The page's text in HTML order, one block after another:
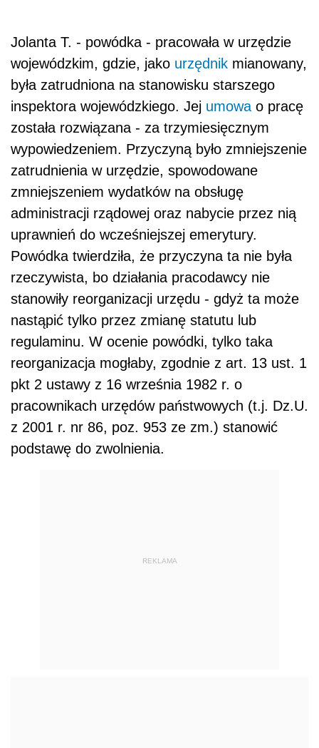
Jolanta T. - powódka - pracowała w urzędzie
wojewódzkim, gdzie, jako urzędnik mianowany,
była zatrudniona na stanowisku starszego
inspektora wojewódzkiego. Jej umowa o pracę
została rozwiązana - za trzymiesięcznym
wypowiedzeniem. Przyczyną było zmniejszenie
zatrudnienia w urzędzie, spowodowane
zmniejszeniem wydatków na obsługę
administracji rządowej oraz nabycie przez nią
uprawnień do wcześniejszej emerytury.
Powódka twierdziła, że przyczyna ta nie była
rzeczywista, bo działania pracodawcy nie
stanowiły reorganizacji urzędu - gdyż ta może
nastąpić tylko przez zmianę statutu lub
regulaminu. W ocenie powódki, tylko taka
reorganizacja mogłaby, zgodnie z art. 13 ust. 1
pkt 2 ustawy z 16 września 1982 r. o
pracownikach urzędów państwowych (t.j. Dz.U.
z 2001 r. nr 86, poz. 953 ze zm.) stanowić
podstawę do zwolnienia.
REKLAMA